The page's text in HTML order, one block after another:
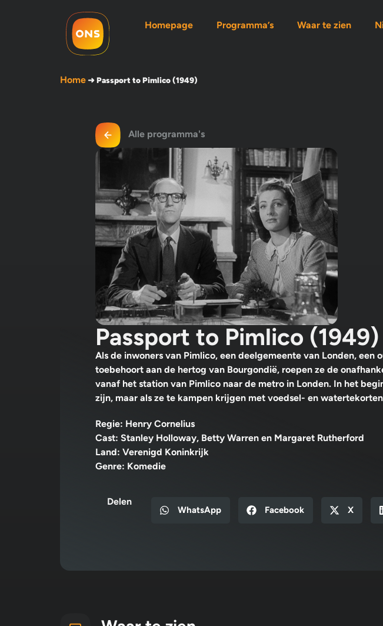
Homepage Programma’s Waar te zien
Home➜Passport to Pimlico (1949)
Alle programma's
Passport to Pimlico (1949)
Als de inwoners van Pimlico, een deelgemeente van Londen,
toebehoort aan de hertog van Bourgondië, roepen ze de
vanaf het station van Pimlico naar de metro in Londen. In het
zijn, maar als ze te kampen krijgen met voedsel- en
Regie: Henry Cornelius
Cast: Stanley Holloway, Betty Warren en Margaret Rutherford
Land: Verenigd Koninkrijk
Genre: Komedie
Delen
WhatsApp Facebook X